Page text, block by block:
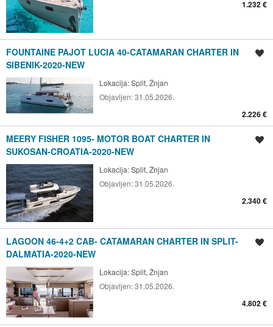
1.232 €
FOUNTAINE PAJOT LUCIA 40-CATAMARAN CHARTER IN
SIBENIK-2020-NEW
Lokacija:Split, Žnjan
Objavljen:31.05.2026.
2.226 €
MEERY FISHER 1095- MOTOR BOAT CHARTER IN
SUKOSAN-CROATIA-2020-NEW
Lokacija:Split, Žnjan
Objavljen:31.05.2026.
2.340 €
LAGOON 46-4+2 CAB- CATAMARAN CHARTER IN SPLIT-
DALMATIA-2020-NEW
Lokacija:Split, Žnjan
Objavljen:31.05.2026.
4.802 €